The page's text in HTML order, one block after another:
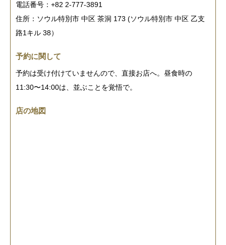
電話番号：+82 2-777-3891
住所：ソウル特別市 中区 茶洞 173 (ソウル特別市 中区 乙支
路1キル 38）
予約に関して
予約は受け付けていませんので、直接お店へ。昼食時の
11:30〜14:00は、並ぶことを覚悟で。
店の地図